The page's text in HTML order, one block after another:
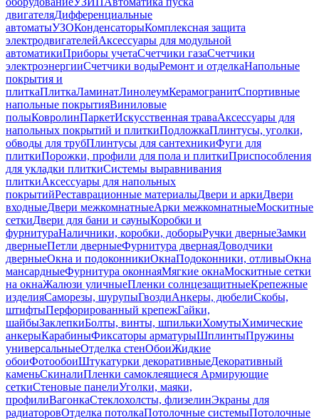
двигателяДифференциальные
автоматыУЗОКонденсаторыКомплексная защита
электродвигателейАксессуары для модульной
автоматикиПриборы учетаСчетчики газаСчетчики
электроэнергииСчетчики водыРемонт и отделкаНапольные
покрытия и
плиткаПлиткаЛаминатЛинолеумКерамогранитСпортивные
напольные покрытияВиниловые
полыКовролинПаркетИскусственная траваАксессуары для
напольных покрытий и плиткиПодложкаПлинтусы, уголки,
обводы для трубПлинтусы для сантехникиФуги для
плиткиПорожки, профили для пола и плиткиПриспособления
для укладки плиткиСистемы выравнивания
плиткиАксессуары для напольных
покрытийРеставрационные материалыДвери и аркиДвери
входныеДвери межкомнатныеАрки межкомнатныеМоскитные
сеткиДвери для бани и сауныКоробки и
фурнитураНаличники, коробки, доборыРучки дверныеЗамки
дверныеПетли дверныеФурнитура двернаяДоводчики
дверныеОкна и подоконникиОкнаПодоконники, отливыОкна
мансардныеФурнитура оконнаяМягкие окнаМоскитные сетки
на окнаЖалюзи уличныеПленки солнцезащитныеКрепежные
изделияСаморезы, шурупыГвоздиАнкеры, дюбелиСкобы,
штифтыПерфорированный крепежГайки,
шайбыЗаклепкиБолты, винты, шпилькиХомутыХимические
анкерыКарабиныФиксаторы арматурыШплинтыПружины
универсальныеОтделка стенОбоиЖидкие
обоиФотообоиШтукатурки декоративныеДекоративный
каменьСкиналиПленки самоклеящиеся Армирующие
сеткиСтеновые панелиУголки, маяки,
профилиВагонкаСтеклохолсты, флизелинЭкраны для
радиаторовОтделка потолкаПотолочные системыПотолочные